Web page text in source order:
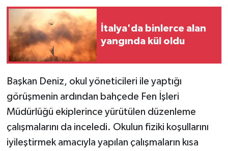
İtalya'da binlerce alan
yangında kül oldu
Başkan Deniz, okul yöneticileri ile yaptığı
görüşmenin ardından bahçede Fen İşleri
Müdürlüğü ekiplerince yürütülen düzenleme
çalışmalarını da inceledi. Okulun fiziki koşullarını
iyileştirmek amacıyla yapılan çalışmaların kısa